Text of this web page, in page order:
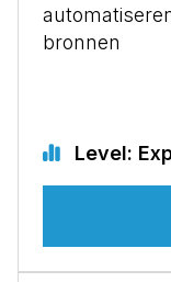
bronnen
Level: